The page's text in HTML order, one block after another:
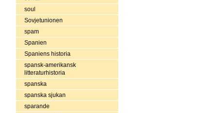
soul
Sovjetunionen
spam
Spanien
Spaniens historia
spansk-amerikansk
litteraturhistoria
spanska
spanska sjukan
sparande